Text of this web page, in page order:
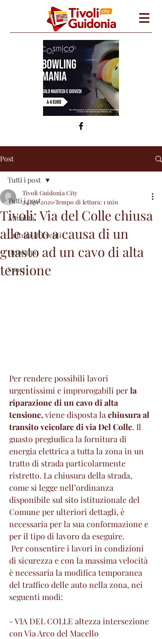
Post
Tutti i post
Attualità
Cultura & Eventi
Oroscopo
Sport
Tutti i post
Tivoli: Via del Colle chiusa
alle auto a causa di un
guasto ad un cavo di alta
tensione
Tivoli Guidonia City
24 apr 2020Tempo di lettura: 1 min
Per rendere possibili lavori
urgentissimi e improrogabili per la
riparazione di un cavo di alta
tensione, viene disposta la chiusura al
transito veicolare di via Del Colle. Il
guasto pregiudica la fornitura di
energia elettrica a tutta la zona in un
tratto di strada particolarmente
ristretto. La chiusura della strada,
come si legge nell’ordinanza
disponibile sul sito istituzionale del
Comune per ulteriori dettagli, è
necessaria per la sua conformazione e
per il tipo di lavoro da eseguire.
di sicurezza e con la massima velocità
è necessaria la modifica temporanea
del traffico delle auto nella zona, nei
seguenti modi:
- VIA DEL COLLE altezza intersezione
con Via Arco del Macello